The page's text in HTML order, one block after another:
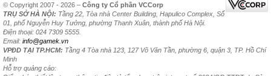
© Copyright 2007 - 2026 – Công ty Cổ phần VCCorp
TRỤ SỞ HÀ NỘI: Tầng 22, Tòa nhà Center Building, Hapulico Complex, Số
01, phố Nguyễn Huy Tưởng, phường Thanh Xuân, thành phố Hà Nội.
Điện thoại: 024 7309 5555.
Email: info@gamek.vn
VPĐD TẠI TP.HCM: Tầng 4 Tòa nhà 123, 127 Võ Văn Tần, phường 6, quận 3, TP. Hồ Chí
Minh
Hỗ trợ quảng cáo: